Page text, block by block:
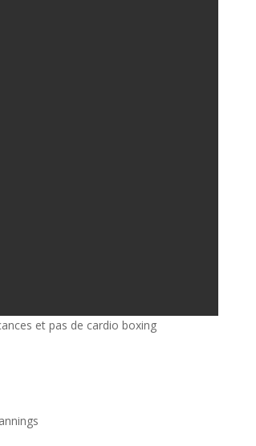
et pas de cardio boxing